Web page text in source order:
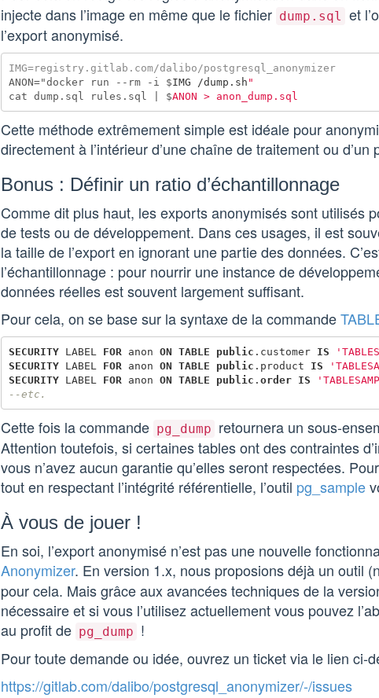
injecte dans l’image en même que le fichier dump.sql et
l’export anonymisé.
ANON="docker run --rm -i $IMG /dump.sh
cat dump.sql rules.sql | $
Cette méthode extrêmement simple est idéale pour
directement à l’intérieur d’une chaîne de traitement ou d’un
Bonus : Définir un ratio d’échantillonnage
Comme dit plus haut, les exports anonymisés sont utilisés
de tests ou de développement. Dans ces usages, il est
la taille de l’export en ignorant une partie des données.
l’échantillonnage : pour nourrir une instance de
données réelles est souvent largement suffisant.
Pour cela, on se base sur la syntaxe de la commande
SECURITY LABEL FOR anon ON TABLE public . customer IS
SECURITY LABEL FOR anon ON TABLE public . product IS
SECURITY LABEL FOR anon ON TABLE public .order IS
--etc.
Cette fois la commande pg_dump retournera un sous-
Attention toutefois, si certaines tables ont des contraintes
vous n’avez aucun garantie qu’elles seront respectées.
tout en respectant l’intégrité référentielle, l’outil pg_sample
À vous de jouer !
En soi, l’export anonymisé n’est pas une nouvelle
Anonymizer. En version 1.x, nous proposions déjà un outil
pour cela. Mais grâce aux avancées techniques de la
nécessaire et si vous l’utilisez actuellement vous pouvez
au profit de pg_dump !
Pour toute demande ou idée, ouvrez un ticket via le lien ci-
https://gitlab.com/dalibo/postgresql_anonymizer/-/issues